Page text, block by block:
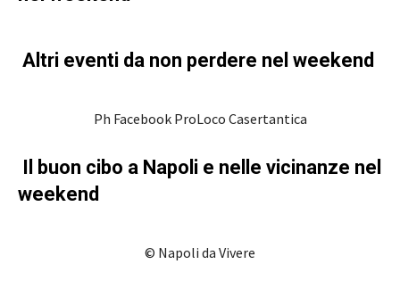
Altri eventi da non perdere nel weekend
Ph Facebook ProLoco Casertantica
Il buon cibo a Napoli e nelle vicinanze nel
weekend
© Napoli da Vivere